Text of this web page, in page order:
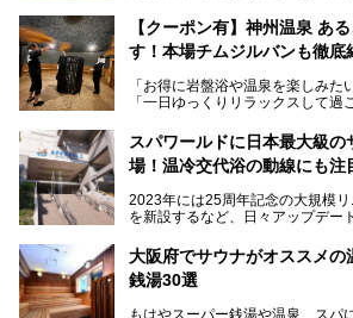
サウナー注目の3種のサウナや
高い岩盤浴エリア、日本最大の台
スマシンなど、見どころ満載の館
に“一日中くつろげる場所”として
今回のリニューアルでは、新たに
見どころが盛りだくさん。日常の
ろん、休日にゆったり過ごしたい
本記事では、そんなリニューアル
紹介します。これから「鶴見緑地
い。
【クーポン有】神州温泉 あ
す！本場チムジルバンも徹底
「お得に岩盤浴や温泉を楽しみた
「一日ゆっくりリラックスして過
利用できる「神州温泉 あるごの
あるごの湯は、大阪府豊中市にあ
チムジルバン（岩盤浴）を中心に
タイムまで満喫できる長時間滞在
る迫力ある熱波パフォーマンスも
のう”体験をしっかり楽しめるの
スパワールドに日本最大級
場！温冷交代浴の動線にも注
2023年には25周年記念の大規模
を新設するなど、日々アップデー
そんなスパワールドが2025年11月
室や日本最大級140人収容の大規
アルオープン！浴室である4F・6F
大阪府でサウナがオススメの
銭湯30選
もはやスーパー銭湯や温泉、スパ